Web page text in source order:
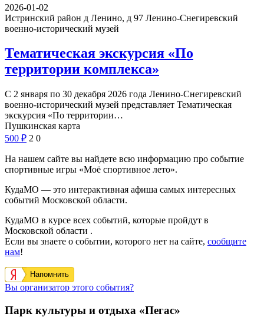
2026-01-02
Истринский район д Ленино, д 97 Ленино-Снегиревский
военно-исторический музей
Тематическая экскурсия «По
территории комплекса»
С 2 января по 30 декабря 2026 года Ленино-Снегиревский
военно-исторический музей представляет Тематическая
экскурсия «По территории…
Пушкинская карта
500 ₽ 2 0
На нашем сайте вы найдете всю информацию про событие
спортивные игры «Моё спортивное лето».
КудаМО — это интерактивная афиша самых интересных
событий Московской области.
КудаМО в курсе всех событий, которые пройдут в
Московской области .
Если вы знаете о событии, которого нет на сайте, сообщите
нам!
Напомнить
Вы организатор этого события?
Парк культуры и отдыха «Пегас»